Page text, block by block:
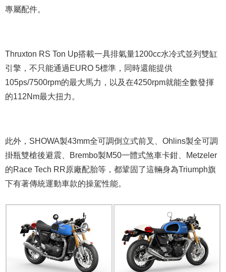
專屬配件。
Thruxton RS Ton Up搭載一具排氣量1200cc水冷式並列雙缸
引擎，不只能通過EURO 5標準，同時還能提供
105ps/7500rpm的最大馬力，以及在4250rpm就能全數發揮
的112Nm最大扭力。
此外，SHOWA製43mm全可調倒立式前叉、Ohlins製全可調
掛瓶雙槍後避震、Brembo製M50一體式煞車卡鉗、Metzeler
的Race Tech RR原廠配胎等，都鞏固了這輛身為Triumph旗
下有著傳統運動車款的操駕性能。